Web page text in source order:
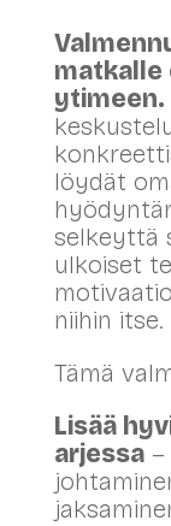
matkalle
ytimeen.
löydät
selkeyttä
ulkoiset
niihin itse.
Tämä
Lisää
arjessa–